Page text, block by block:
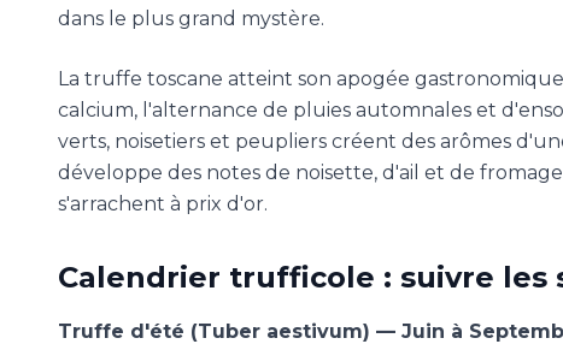
dans le plus grand mystère.
La truffe toscane atteint son apogée
calcium, l'alternance de pluies automnales et
verts, noisetiers et peupliers créent des arômes
développe des notes de noisette, d'ail et de
s'arrachent à prix d'or.
Calendrier trufficole : suivre les
Truffe d'été (Tuber aestivum) — Juin à